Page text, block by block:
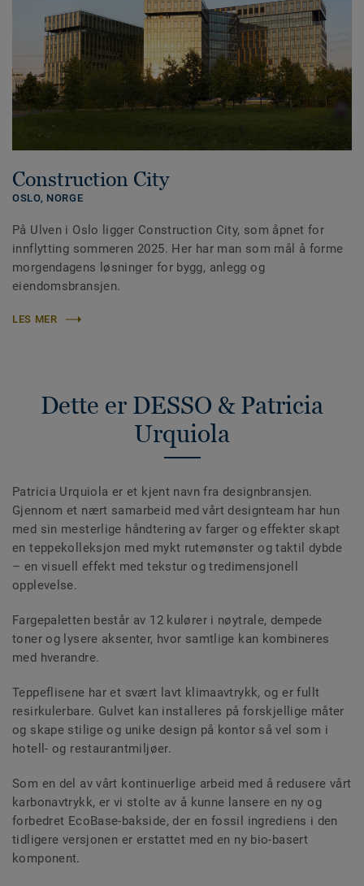
Construction City
OSLO, NORGE
På Ulven i Oslo ligger Construction City, som åpnet for
innflytting sommeren 2025. Her har man som mål å forme
morgendagens løsninger for bygg, anlegg og
eiendomsbransjen.
LES MER
Dette er DESSO & Patricia
Urquiola
Patricia Urquiola er et kjent navn fra designbransjen.
Gjennom et nært samarbeid med vårt designteam har hun
med sin mesterlige håndtering av farger og effekter skapt
en teppekolleksjon med mykt rutemønster og taktil dybde
– en visuell effekt med tekstur og tredimensjonell
opplevelse.
Fargepaletten består av 12 kulører i nøytrale, dempede
toner og lysere aksenter, hvor samtlige kan kombineres
med hverandre.
Teppeflisene har et svært lavt klimaavtrykk, og er fullt
resirkulerbare. Gulvet kan installeres på forskjellige måter
og skape stilige og unike design på kontor så vel som i
hotell- og restaurantmiljøer.
Som en del av vårt kontinuerlige arbeid med å redusere vårt
karbonavtrykk, er vi stolte av å kunne lansere en ny og
forbedret EcoBase-bakside, der en fossil ingrediens i den
tidligere versjonen er erstattet med en ny bio-basert
komponent.